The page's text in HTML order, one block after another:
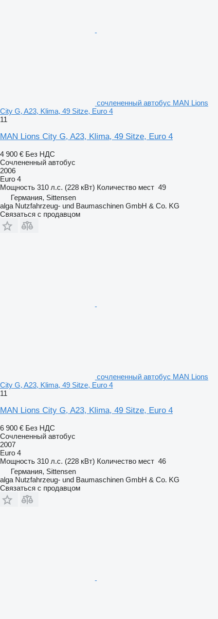
сочлененный автобус MAN Lions
City G, A23, Klima, 49 Sitze, Euro 4
11
MAN Lions City G, A23, Klima, 49 Sitze, Euro 4
4 900 € Без НДС
Сочлененный автобус
2006
Euro 4
Мощность 310 л.с. (228 кВт) Количество мест 49
Германия, Sittensen
alga Nutzfahrzeug- und Baumaschinen GmbH & Co. KG
Связаться с продавцом
сочлененный автобус MAN Lions
City G, A23, Klima, 49 Sitze, Euro 4
11
MAN Lions City G, A23, Klima, 49 Sitze, Euro 4
6 900 € Без НДС
Сочлененный автобус
2007
Euro 4
Мощность 310 л.с. (228 кВт) Количество мест 46
Германия, Sittensen
alga Nutzfahrzeug- und Baumaschinen GmbH & Co. KG
Связаться с продавцом